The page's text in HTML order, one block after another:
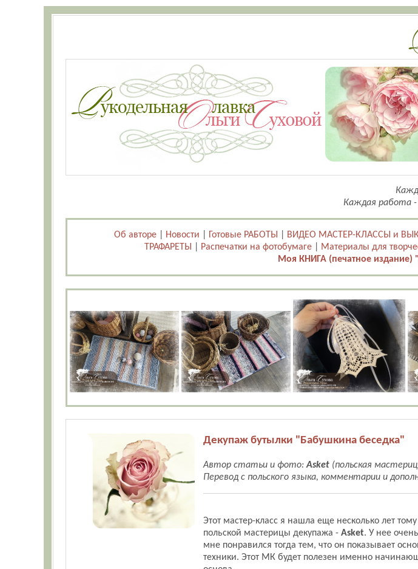
Каждая работа -
Об авторе Новости Готовые РАБОТЫ ВИДЕО МАСТЕР-КЛАССЫ и
ТРАФАРЕТЫ
Распечатки на фотобумаге Материалы для
Моя КНИГА (печатное
Декупаж бутылки "Бабушкина беседка"
Автор статьи и фото:Asket (польская
Перевод с польского языка, комментарии и
Этот мастер-класс я нашла еще несколько лет
польской мастерицы декупажа - Asket. У нее
мне понравился тогда тем, что он показывает
техники. Этот МК будет полезен именно